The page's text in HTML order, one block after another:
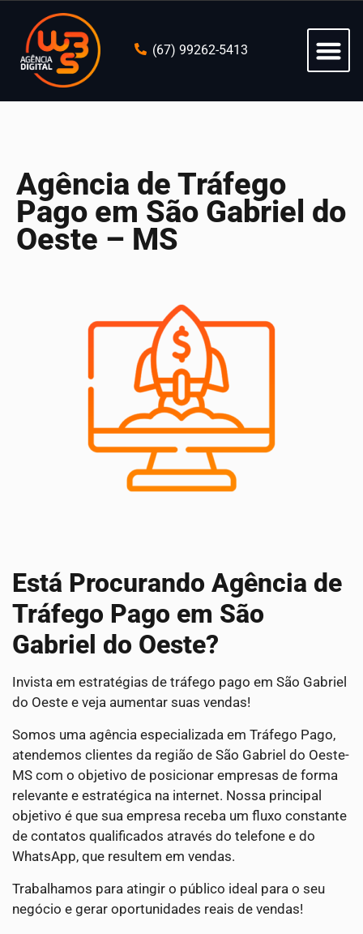
(67) 99262-5413
Agência de Tráfego
Pago em São Gabriel do
Oeste – MS
Está Procurando Agência de
Tráfego Pago em São
Gabriel do Oeste?
Invista em estratégias de tráfego pago em São Gabriel
do Oeste e veja aumentar suas vendas!
Somos uma agência especializada em Tráfego Pago,
atendemos clientes da região de São Gabriel do Oeste-
MS com o objetivo de posicionar empresas de forma
relevante e estratégica na internet. Nossa principal
objetivo é que sua empresa receba um fluxo constante
de contatos qualificados através do telefone e do
WhatsApp, que resultem em vendas.
Trabalhamos para atingir o público ideal para o seu
negócio e gerar oportunidades reais de vendas!